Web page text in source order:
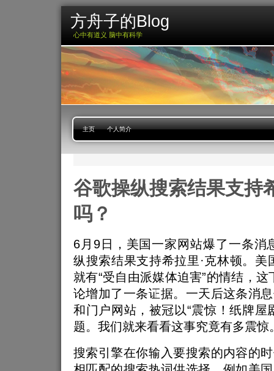
方舟子的Blog
心中有道义 脑中有科学
主页 个人简介
谷歌操纵搜索结果支持
吗？
6月9日，美国一家网站爆了一条消
纵搜索结果支持希拉里·克林顿。美
就有“受自由派媒体迫害”的情结，这
论增加了一条证据。一天后这条消
和门户网站，被冠以“震惊！纸牌屋
题。我们就来看看这事究竟有多震惊
搜索引擎在你输入要搜索的内容的